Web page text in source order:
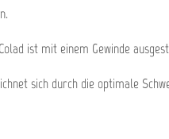
ist mit einem Gewinde
sich durch die optimale